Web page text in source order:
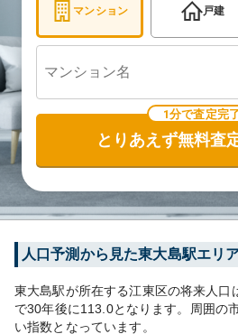
マンション 戸建
1分で査定完
とりあえず無料査
人口予測から見た東大島駅エリ
東大島駅が所在する江東区の将来人口
で30年後に113.0となります。 周囲の
い指数となっています。